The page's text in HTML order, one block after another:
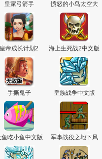
皇家弓箭手
愤怒的小鸟太空大
战
皇帝成长计划2 海上生死战2中文版
手撕鬼子 皇族战争中文版
鱼吃小鱼中文版
军事战役之地下风
暴